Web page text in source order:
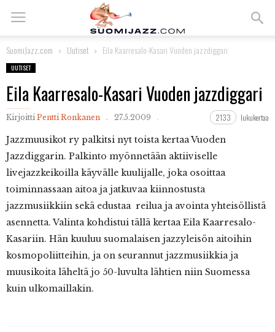
SuomiJazz.com Uutiset Eila Kaarresalo-Kasari Vuoden jazzdiggari
UUTISET
Eila Kaarresalo-Kasari Vuoden jazzdiggari
Kirjoitti Pentti Ronkanen 27.5.2009 2133 lukukertaa
Jazzmuusikot ry palkitsi nyt toista kertaa Vuoden
Jazzdiggarin. Palkinto myönnetään aktiiviselle
livejazzkeikoilla käyvälle kuulijalle, joka osoittaa
toiminnassaan aitoa ja jatkuvaa kiinnostusta
jazzmusiikkiin sekä edustaa reilua ja avointa yhteisöllistä
asennetta. Valinta kohdistui tällä kertaa Eila Kaarresalo-
Kasariin. Hän kuuluu suomalaisen jazzyleisön aitoihin
kosmopoliitteihin, ja on seurannut jazzmusiikkia ja
muusikoita läheltä jo 50-luvulta lähtien niin Suomessa
kuin ulkomaillakin.